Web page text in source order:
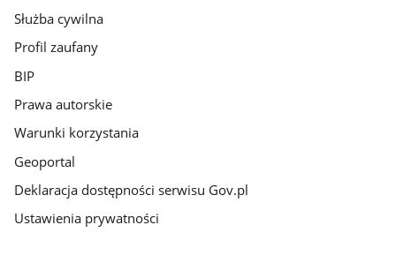
Służba cywilna
Profil zaufany
BIP
Prawa autorskie
Warunki korzystania
Geoportal
Deklaracja dostępności serwisu Gov.pl
Ustawienia prywatności